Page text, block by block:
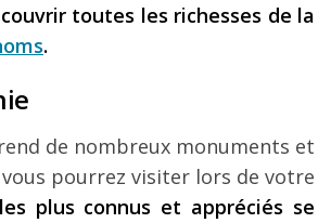
toutes les richesses de la
.
de nombreux monuments et
vous pourrez visiter lors de votre
plus connus et appréciés se